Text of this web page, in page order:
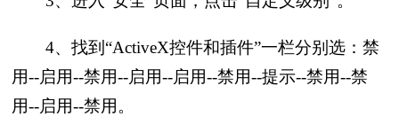
4、找到“ActiveX控件和插件”一栏分别选：禁
用--启用--禁用--启用--启用--禁用--提示--禁用--禁
用--启用--禁用。